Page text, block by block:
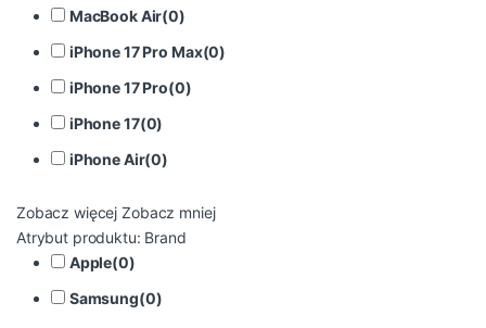
MacBook Air(0)
iPhone 17 Pro Max(0)
iPhone 17 Pro(0)
iPhone 17(0)
iPhone Air(0)
Zobacz więcej Zobacz mniej
Atrybut produktu: Brand
Apple(0)
Samsung(0)